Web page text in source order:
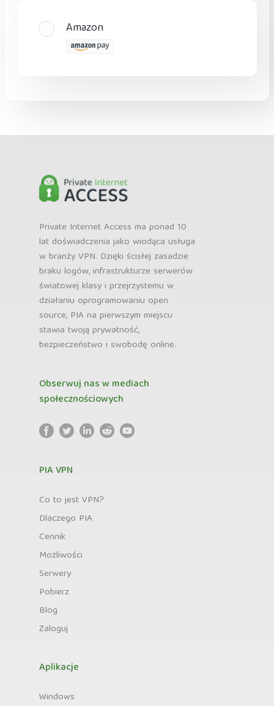
Amazon
Private Internet Access ma ponad 10
lat doświadczenia jako wiodąca usługa
w branży VPN. Dzięki ścisłej zasadzie
braku logów, infrastrukturze serwerów
światowej klasy i przejrzystemu w
działaniu oprogramowaniu open
source, PIA na pierwszym miejscu
stawia twoją prywatność,
bezpieczeństwo i swobodę online.
Obserwuj nas w mediach
społecznościowych
PIA VPN
Co to jest VPN?
Dlaczego PIA
Cennik
Możliwości
Serwery
Pobierz
Blog
Zaloguj
Aplikacje
Windows